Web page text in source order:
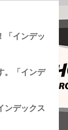
「インデッ
。「インデ
ンデックス